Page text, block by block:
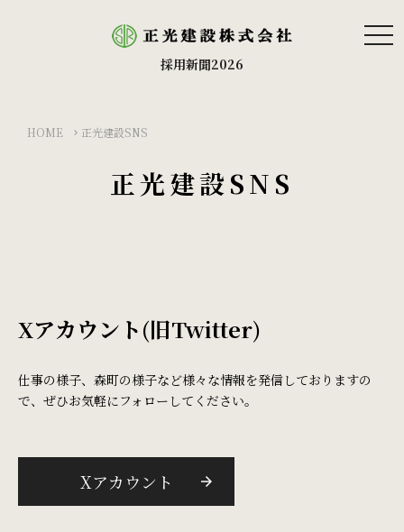
採用新聞2026
HOME 正光建設SNS
正光建設SNS
Xアカウント(旧Twitter)
仕事の様子、森町の様子など様々な情報を発信しておりますの
で、ぜひお気軽にフォローしてください。
Xアカウント